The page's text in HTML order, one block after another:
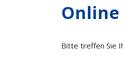
Bitte treffen Sie